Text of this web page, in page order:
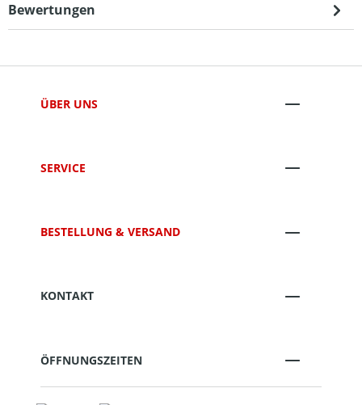
Bewertungen
ÜBER UNS
SERVICE
BESTELLUNG & VERSAND
KONTAKT
ÖFFNUNGSZEITEN